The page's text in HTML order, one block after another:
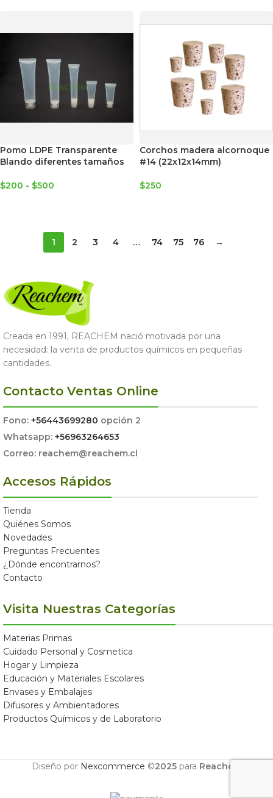
Pomo LDPE Transparente
Blando diferentes tamaños
$200 - $500
Corchos madera alcornoque
#14 (22x12x14mm)
$250
1 2 3 4 … 74 75 76 →
Creada en 1991, REACHEM nació motivada por una
necesidad: la venta de productos químicos en pequeñas
cantidades.
Contacto Ventas Online
Fono: +56443699280 opción 2
Whatsapp: +56963264653
Correo: reachem@reachem.cl
Accesos Rápidos
Tienda
Quiénes Somos
Novedades
Preguntas Frecuentes
¿Dónde encontrarnos?
Contacto
Visita Nuestras Categorías
Materias Primas
Cuidado Personal y Cosmetica
Hogar y Limpieza
Educación y Materiales Escolares
Envases y Embalajes
Difusores y Ambientadores
Productos Químicos y de Laboratorio
Diseño por Nexcommerce ©2025para Reachem